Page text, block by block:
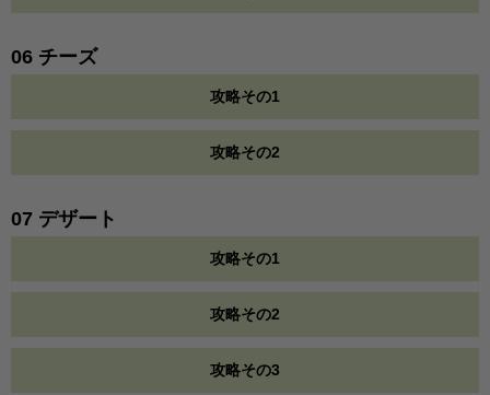
06 チーズ
攻略その1
攻略その2
07 デザート
攻略その1
攻略その2
攻略その3